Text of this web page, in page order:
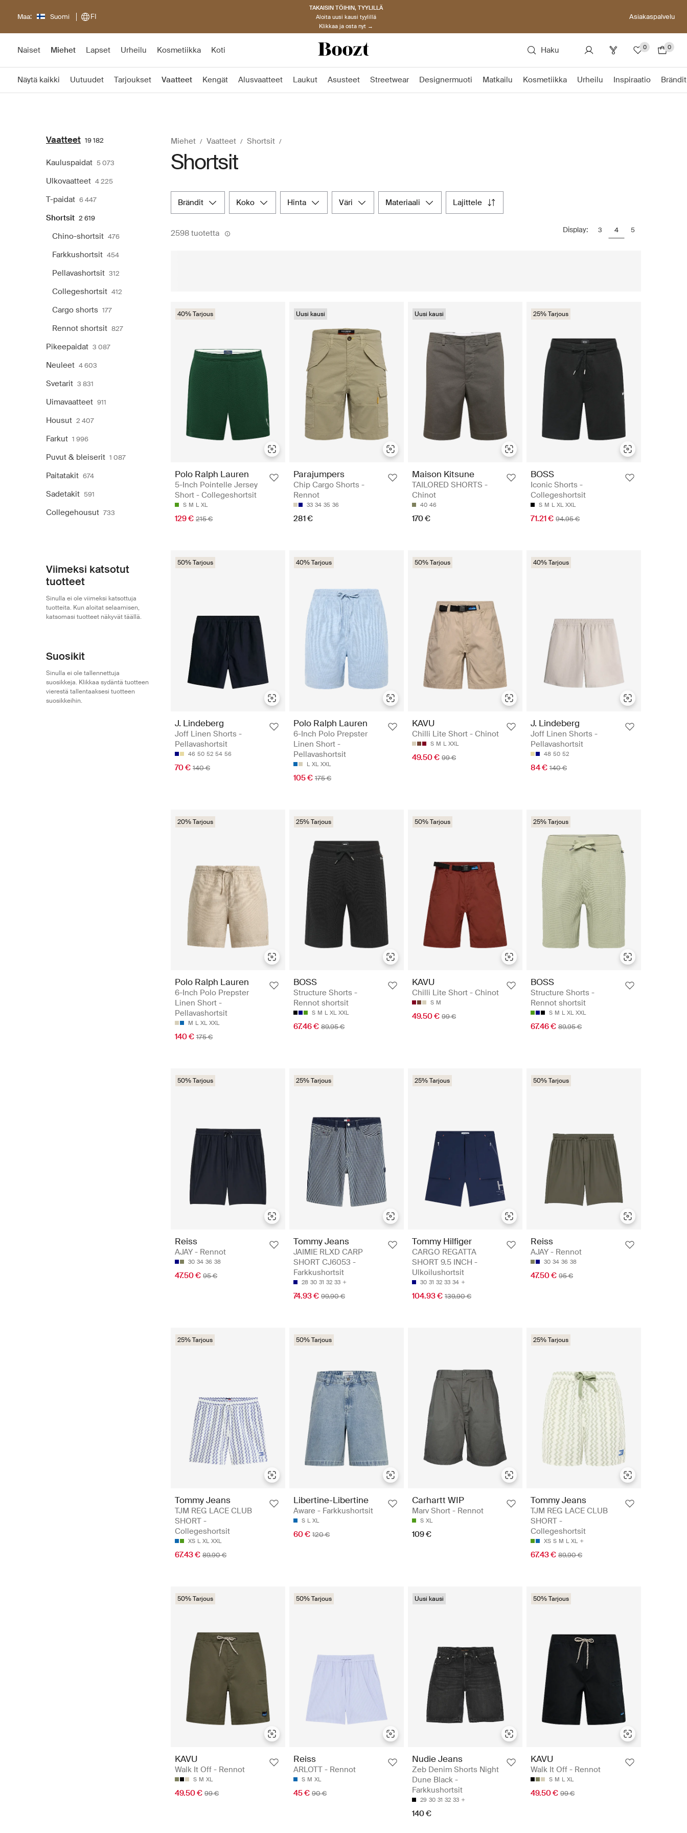
Maa: Suomi FI
TAKAISIN TÖIHIN, TYYLILLÄ
Aloita uusi kausi tyylillä
Klikkaa ja osta nyt →
Asiakaspalvelu
Naiset Miehet Lapset Urheilu Kosmetiikka Koti Haku 0 0
Näytä kaikki Uutuudet Tarjoukset Vaatteet Kengät Alusvaatteet Laukut Asusteet Streetwear Designermuoti Matkailu Kosmetiikka Urheilu Inspiraatio Brändit
Vaatteet 19 182
Kauluspaidat 5 073
Ulkovaatteet 4 225
T-paidat 6 447
Shortsit 2 619
Chino-shortsit 476
Farkkushortsit 454
Pellavashortsit 312
Collegeshortsit 412
Cargo shorts 177
Rennot shortsit 827
Pikeepaidat 3 087
Neuleet 4 603
Svetarit 3 831
Uimavaatteet 911
Housut 2 407
Farkut 1 996
Puvut & bleiserit 1 087
Paitatakit 674
Sadetakit 591
Collegehousut 733
Viimeksi katsotut
tuotteet
Sinulla ei ole viimeksi katsottuja
tuotteita. Kun aloitat selaamisen,
katsomasi tuotteet näkyvät täällä.
Suosikit
Sinulla ei ole tallennettuja
suosikkeja. Klikkaa sydäntä tuotteen
vierestä tallentaaksesi tuotteen
suosikkeihin.
Miehet Vaatteet Shortsit
Shortsit
brändit koko hinta väri materiaali lajittele
2598 tuotetta Display: 3 4 5
40% Tarjous
Polo Ralph Lauren
5-Inch Pointelle Jersey
Short - Collegeshortsit
S M L XL
129 € 215 €
Uusi kausi
Parajumpers
Chip Cargo Shorts -
Rennot
33 34 35 36
281 €
Uusi kausi
Maison Kitsune
TAILORED SHORTS -
Chinot
40 46
170 €
25% Tarjous
BOSS
Iconic Shorts -
Collegeshortsit
S M L XL XXL
71.21 € 94.95 €
50% Tarjous
J. Lindeberg
Joff Linen Shorts -
Pellavashortsit
46 50 52 54 56
70 € 140 €
40% Tarjous
Polo Ralph Lauren
6-Inch Polo Prepster
Linen Short -
Pellavashortsit
L XL XXL
105 € 175 €
50% Tarjous
KAVU
Chilli Lite Short - Chinot
S M L XXL
49.50 € 99 €
40% Tarjous
J. Lindeberg
Joff Linen Shorts -
Pellavashortsit
48 50 52
84 € 140 €
20% Tarjous
Polo Ralph Lauren
6-Inch Polo Prepster
Linen Short -
Pellavashortsit
M L XL XXL
140 € 175 €
25% Tarjous
BOSS
Structure Shorts -
Rennot shortsit
S M L XL XXL
67.46 € 89.95 €
50% Tarjous
KAVU
Chilli Lite Short - Chinot
S M
49.50 € 99 €
25% Tarjous
BOSS
Structure Shorts -
Rennot shortsit
S M L XL XXL
67.46 € 89.95 €
50% Tarjous
Reiss
AJAY - Rennot
30 34 36 38
47.50 € 95 €
25% Tarjous
Tommy Jeans
JAIMIE RLXD CARP
SHORT CJ6053 -
Farkkushortsit
28 30 31 32 33
74.93 € 99.90 €
25% Tarjous
Tommy Hilfiger
CARGO REGATTA
SHORT 9.5 INCH -
Ulkoilushortsit
30 31 32 33 34
104.93 € 139.90 €
50% Tarjous
Reiss
AJAY - Rennot
30 34 36 38
47.50 € 95 €
25% Tarjous
Tommy Jeans
TJM REG LACE CLUB
SHORT -
Collegeshortsit
XS L XL XXL
67.43 € 89.90 €
50% Tarjous
Libertine-Libertine
Aware - Farkkushortsit
S L XL
60 € 120 €
Carhartt WIP
Marv Short - Rennot
S XL
109 €
25% Tarjous
Tommy Jeans
TJM REG LACE CLUB
SHORT -
Collegeshortsit
XS S M L XL
67.43 € 89.90 €
50% Tarjous
KAVU
Walk It Off - Rennot
S M XL
49.50 € 99 €
50% Tarjous
Reiss
ARLOTT - Rennot
S M XL
45 € 90 €
Uusi kausi
Nudie Jeans
Zeb Denim Shorts Night
Dune Black -
Farkkushortsit
29 30 31 32 33
140 €
50% Tarjous
KAVU
Walk It Off - Rennot
S M L XL
49.50 € 99 €